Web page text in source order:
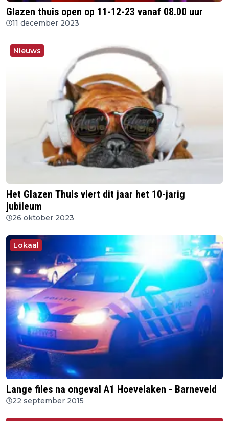
Glazen thuis open op 11-12-23 vanaf 08.00 uur
11 december 2023
Nieuws
Het Glazen Thuis viert dit jaar het 10-jarig
jubileum
26 oktober 2023
Lokaal
Lange files na ongeval A1 Hoevelaken - Barneveld
22 september 2015